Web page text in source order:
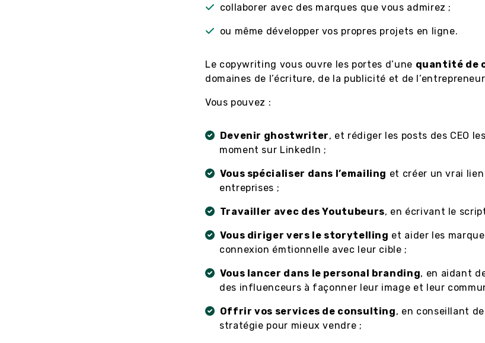
collaborer avec des marques que vous admirez ;
ou même développer vos propres projets en ligne.
Le copywriting vous ouvre les portes d’une quantité de
domaines de l’écriture, de la publicité et de
Vous pouvez :
Devenir ghostwriter, et rédiger les posts des CEO
moment sur LinkedIn ;
Vous spécialiser dans l’emailing et créer un vrai lien
entreprises ;
Travailler avec des Youtubeurs, en écrivant le
Vous diriger vers le storytelling et aider les
connexion émtionnelle avec leur cible ;
Vous lancer dans le personal branding, en aidant
des influenceurs à façonner leur image et leur
Offrir vos services de consulting, en conseillant
stratégie pour mieux vendre ;